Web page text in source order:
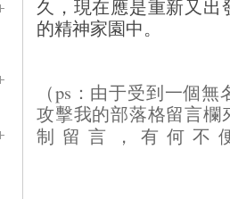
久，現在應是重新又
的精神家園中。
（ps：由于受到一個
攻擊我的部落格留言欄
制留言，有何不